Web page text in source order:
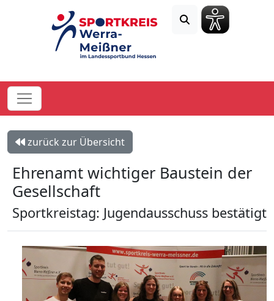
zurück zur Übersicht
Ehrenamt wichtiger Baustein der
Gesellschaft
Sportkreistag: Jugendausschuss bestätigt